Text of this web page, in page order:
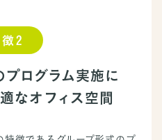
2
プログラム実施に
なオフィス空間